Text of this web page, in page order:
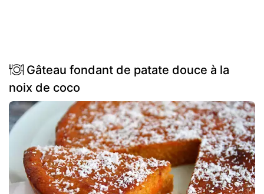
Gâteau fondant de patate douce à la
noix de coco